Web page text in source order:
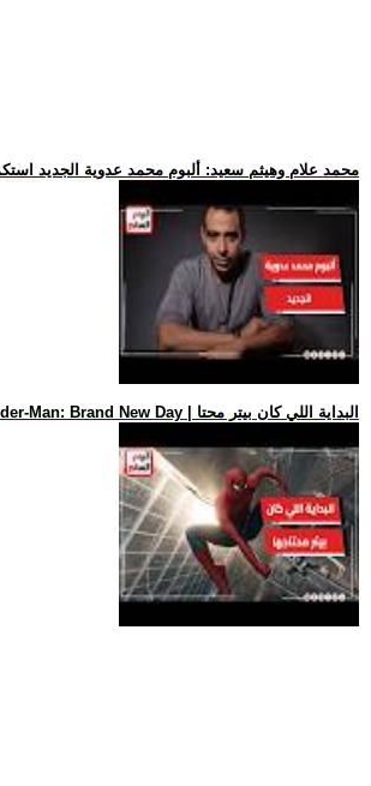
.. محمد علام وهيثم سعيد: ألبوم محمد عدوية الجديد
.. فيلم Spider-Man: Brand New Day | البداية اللي كان بيتر محتا